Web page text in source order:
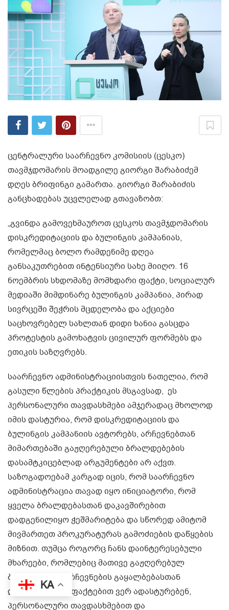
ცენტრალური საარჩევნო კომისიის (ცესკო)
თავმჯდომარის მოადგილე გიორგი შარაბიძემ
დღეს ბრიფინგი გამართა. გიორგი შარაბიძის
განცხადებას უცვლელად გთავაზობთ:
„გვინდა გამოვეხმაუროთ ცესკოს თავმჯდომარის
დისკრედიტაციის და ბულინგის კამპანიას,
რომელმაც ბოლო რამდენიმე დღეა
განსაკუთრებით ინტენსიური სახე მიიღო. 16
ნოემბრის სხდომაზე მომხდარი ფაქტი, სოციალურ
მედიაში მიმდინარე ბულინგის კამპანია, პირად
სივრცეში შეჭრის მცდელობა და აქციები
საცხოვრებელ სახლთან დიდი ხანია გასცდა
პროტესტის გამოხატვის ცივილურ ფორმებს და
ეთიკის საზღვრებს.
საარჩევნო ადმინისტრაციისთვის ნათელია, რომ
გასული წლების პრაქტიკის მსგავსად, ეს
პერსონალური თავდასხმები ამჯერადაც მხოლოდ
იმის დასტურია, რომ დისკრედიტაციის და
ბულინგის კამპანიის ავტორებს, არჩევნებთან
მიმართებაში გაჟღერებული ბრალდებების
დასამტკიცებლად არგუმენტები არ აქვთ.
საზოგადოებამ კარგად იცის, რომ საარჩევნო
ადმინისტრაცია თავად იყო ინიციატორი, რომ
ყველა ბრალდებასთან დაკავშირებით
დადგენილიყო ჭეშმარიტება და სწორედ ამიტომ
მივმართეთ პროკურატურას გამოძიების დაწყების
მიზნით. თუმცა როგორც ჩანს დაინტერესებული
მხარეები, რომლებიც მათივე გაჟღერებულ
ბრალდებებს არჩევნების გაყალბებასთან
დაკავშირებით ფაქტებით ვერ ადასტურებენ,
პერსონალური თავდასხმებით და
KA